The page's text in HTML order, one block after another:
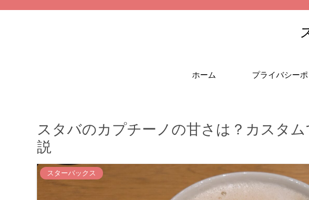
ホーム プライバシー
スタバのカプチーノの甘さは？カスタ
説
スターバックス